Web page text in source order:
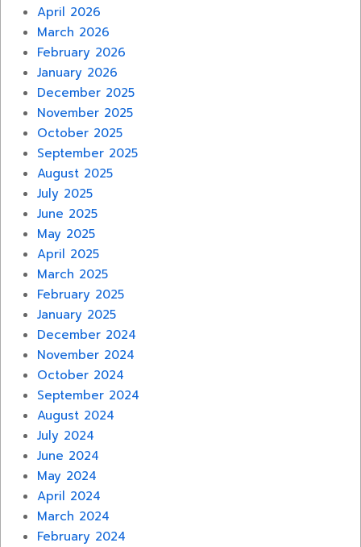
April 2026
March 2026
February 2026
January 2026
December 2025
November 2025
October 2025
September 2025
August 2025
July 2025
June 2025
May 2025
April 2025
March 2025
February 2025
January 2025
December 2024
November 2024
October 2024
September 2024
August 2024
July 2024
June 2024
May 2024
April 2024
March 2024
February 2024